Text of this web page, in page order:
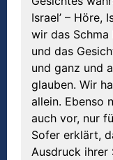
Israel’ – Höre,
wir das
und das
und ganz und
glauben. Wir
allein. Ebenso
auch vor, nur
Sofer erklärt,
Ausdruck ihrer